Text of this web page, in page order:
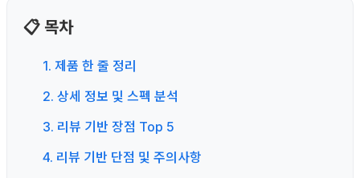
📋 목차
1. 제품 한 줄 정리
2. 상세 정보 및 스펙 분석
3. 리뷰 기반 장점 Top 5
4. 리뷰 기반 단점 및 주의사항